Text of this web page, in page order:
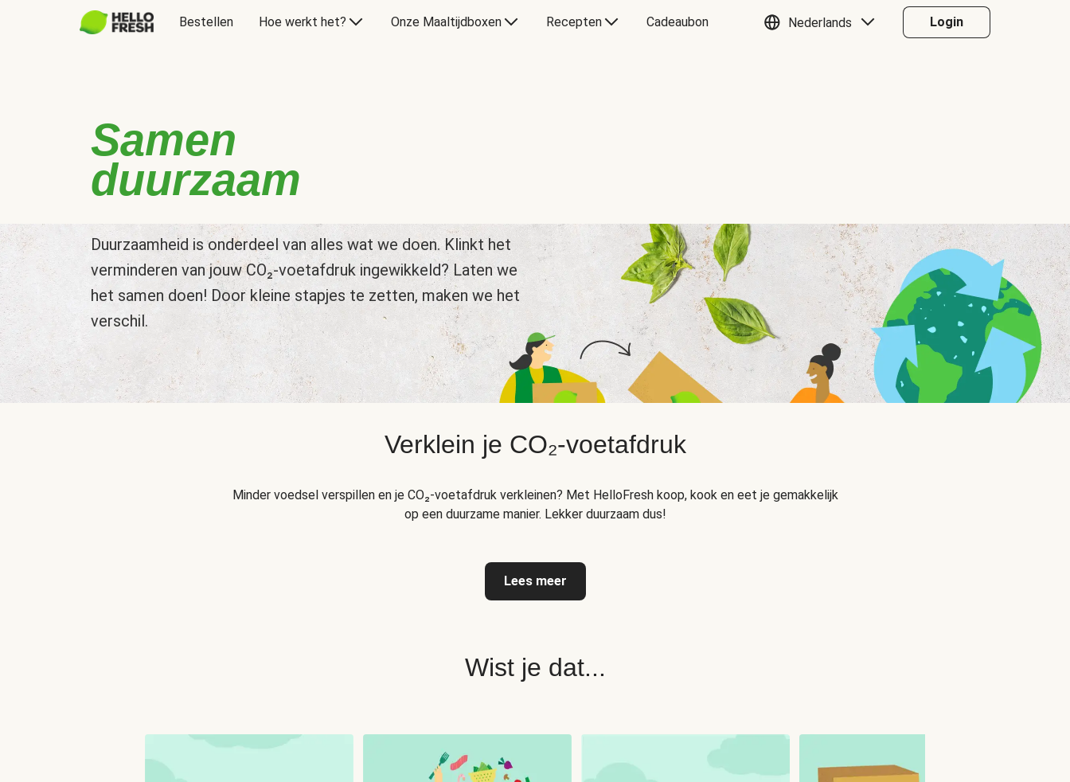
Bestellen Hoe werkt het? Onze Maaltijdboxen Recepten Cadeaubon Nederlands Login
Samen
duurzaam
Duurzaamheid is onderdeel van alles wat we doen. Klinkt het
verminderen van jouw CO₂-voetafdruk ingewikkeld? Laten we
het samen doen! Door kleine stapjes te zetten, maken we het
verschil.
Verklein je CO₂-voetafdruk
Minder voedsel verspillen en je CO₂-voetafdruk verkleinen? Met HelloFresh koop, kook en eet je gemakkelijk
op een duurzame manier. Lekker duurzaam dus!
Lees meer
Wist je dat...